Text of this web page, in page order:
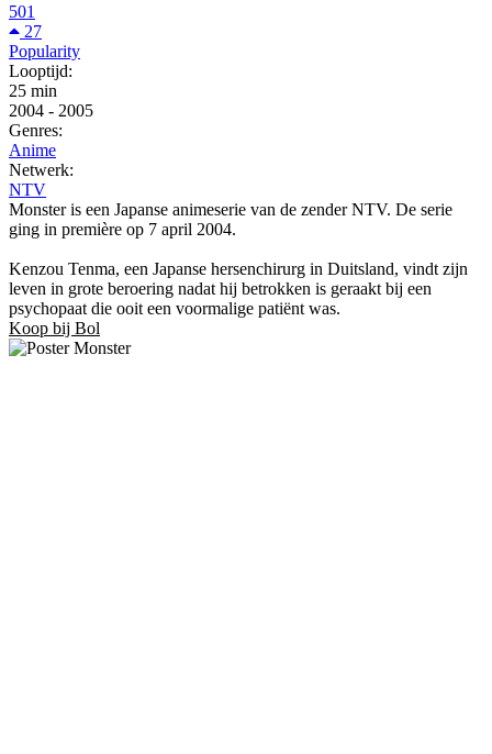
501
27
Popularity
Looptijd:
25 min
2004 - 2005
Genres:
Anime
Netwerk:
NTV
Monster is een Japanse animeserie van de zender NTV. De serie
ging in première op 7 april 2004.
Kenzou Tenma, een Japanse hersenchirurg in Duitsland, vindt zijn
leven in grote beroering nadat hij betrokken is geraakt bij een
psychopaat die ooit een voormalige patiënt was.
Koop bij Bol